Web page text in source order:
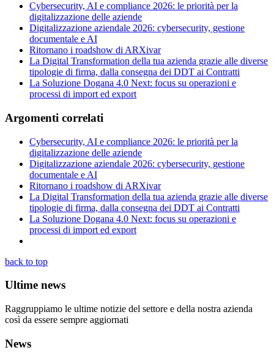
Cybersecurity, AI e compliance 2026: le priorità per la
digitalizzazione delle aziende
Digitalizzazione aziendale 2026: cybersecurity, gestione
documentale e AI
Ritornano i roadshow di ARXivar
La Digital Transformation della tua azienda grazie alle diverse
tipologie di firma, dalla consegna dei DDT ai Contratti
La Soluzione Dogana 4.0 Next: focus su operazioni e
processi di import ed export
Argomenti correlati
Cybersecurity, AI e compliance 2026: le priorità per la
digitalizzazione delle aziende
Digitalizzazione aziendale 2026: cybersecurity, gestione
documentale e AI
Ritornano i roadshow di ARXivar
La Digital Transformation della tua azienda grazie alle diverse
tipologie di firma, dalla consegna dei DDT ai Contratti
La Soluzione Dogana 4.0 Next: focus su operazioni e
processi di import ed export
back to top
Ultime news
Raggruppiamo le ultime notizie del settore e della nostra azienda
così da essere sempre aggiornati
News